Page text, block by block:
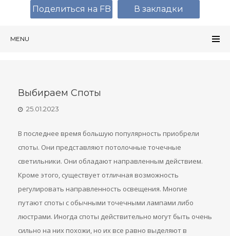
MENU
Выбираем Споты
25.01.2023
В последнее время большую популярность приобрели
споты. Они представляют потолочные точечные
светильники. Они обладают направленным действием.
Кроме этого, существует отличная возможность
регулировать направленность освещения. Многие
путают споты с обычными точечными лампами либо
люстрами. Иногда споты действительно могут быть очень
сильно на них похожи, но их все равно выделяют в
Поделиться на FB В закладки